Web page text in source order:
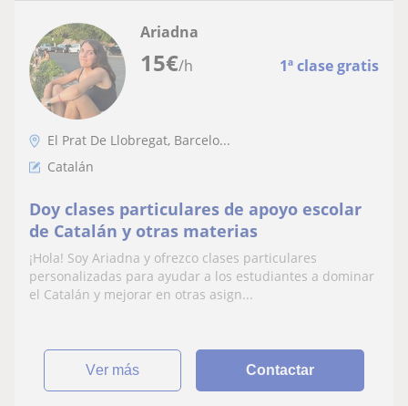
15€/h 1ª clase gratis
Ariadna
El Prat De Llobregat, Barcelo...
Catalán
Doy clases particulares de apoyo escolar
de Catalán y otras materias
¡Hola! Soy Ariadna y ofrezco clases particulares
personalizadas para ayudar a los estudiantes a dominar
el Catalán y mejorar en otras asign...
ver más Contactar